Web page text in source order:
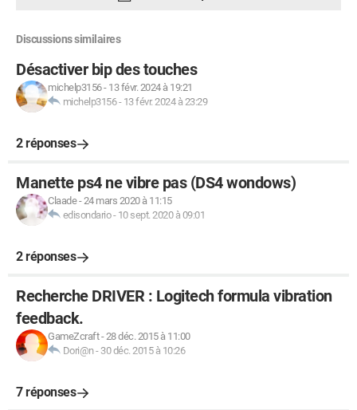
Discussions similaires
Désactiver bip des touches
michelp3156- 13 févr. 2024 à 19:21
michelp3156- 13 févr. 2024 à 23:29
2 réponses
Manette ps4 ne vibre pas (DS4 wondows)
Claade-24 mars 2020 à 11:15
edisondario- 10 sept. 2020 à 09:01
2 réponses
Recherche DRIVER : Logitech formula vibration
feedback.
GameZcraft-28 déc. 2015 à 11:00
Dori@n- 30 déc. 2015 à 10:26
7 réponses